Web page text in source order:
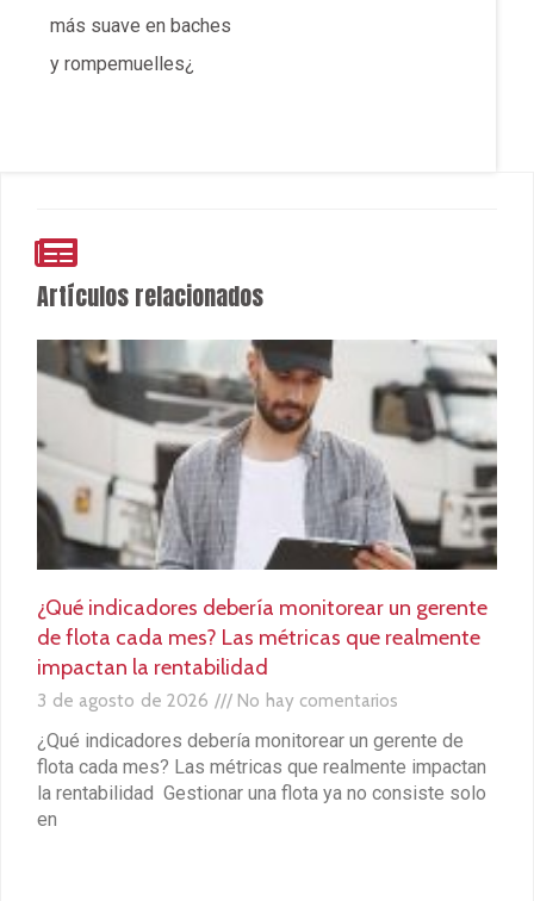
más suave en baches
y rompemuelles¿
Artículos relacionados
¿Qué indicadores debería monitorear un gerente
de flota cada mes? Las métricas que realmente
impactan la rentabilidad
3 de agosto de 2026 No hay comentarios
¿Qué indicadores debería monitorear un gerente de
flota cada mes? Las métricas que realmente impactan
la rentabilidad Gestionar una flota ya no consiste solo
en